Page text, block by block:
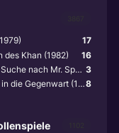
17
16
des Khan (1982)
3
nach Mr. Spock (1984)
8
Gegenwart (1986)